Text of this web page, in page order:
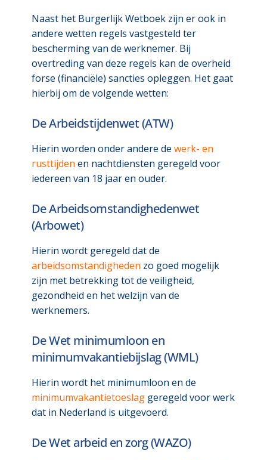
Naast het Burgerlijk Wetboek zijn er ook in
andere wetten regels vastgesteld ter
bescherming van de werknemer. Bij
overtreding van deze regels kan de overheid
forse (financiële) sancties opleggen. Het gaat
hierbij om de volgende wetten:
De Arbeidstijdenwet (ATW)
Hierin worden onder andere de werk- en
rusttijden en nachtdiensten geregeld voor
iedereen van 18 jaar en ouder.
De Arbeidsomstandighedenwet
(Arbowet)
Hierin wordt geregeld dat de
arbeidsomstandigheden zo goed mogelijk
zijn met betrekking tot de veiligheid,
gezondheid en het welzijn van de
werknemers.
De Wet minimumloon en
minimumvakantiebijslag (WML)
Hierin wordt het minimumloon en de
minimumvakantietoeslag geregeld voor werk
dat in Nederland is uitgevoerd.
De Wet arbeid en zorg (WAZO)